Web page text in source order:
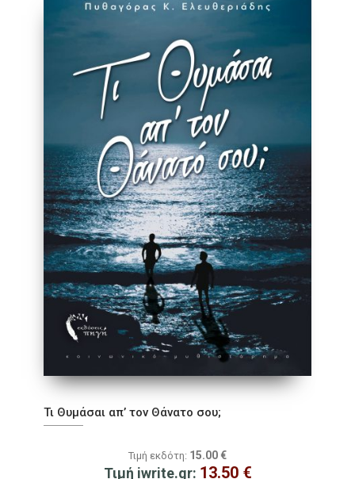
Τι Θυμάσαι απ’ τον Θάνατο σου;
Τιμή εκδότη: 15.00 €
Τιμή iwrite.gr: 13.50 €